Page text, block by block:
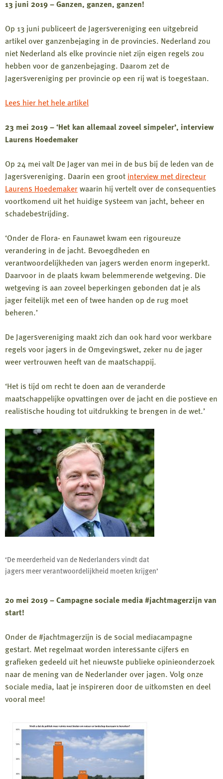
13 juni 2019 – Ganzen, ganzen, ganzen!
Op 13 juni publiceert de Jagersvereniging een uitgebreid
artikel over ganzenbejaging in de provincies. Nederland zou
niet Nederland als elke provincie niet zijn eigen regels zou
hebben voor de ganzenbejaging. Daarom zet de
Jagersvereniging per provincie op een rij wat is toegestaan.
Lees hier het hele artikel
23 mei 2019 – ‘Het kan allemaal zoveel simpeler’, interview
Laurens Hoedemaker
Op 24 mei valt De Jager van mei in de bus bij de leden van de
Jagersvereniging. Daarin een groot interview met directeur
Laurens Hoedemakerwaarin hij vertelt over de consequenties
voortkomend uit het huidige systeem van jacht, beheer en
schadebestrijding.
‘Onder de Flora- en Faunawet kwam een rigoureuze
verandering in de jacht. Bevoegdheden en
verantwoordelijkheden van jagers werden enorm ingeperkt.
Daarvoor in de plaats kwam belemmerende wetgeving. Die
wetgeving is aan zoveel beperkingen gebonden dat je als
jager feitelijk met een of twee handen op de rug moet
beheren.’
De Jagersvereniging maakt zich dan ook hard voor werkbare
regels voor jagers in de Omgevingswet, zeker nu de jager
weer vertrouwen heeft van de maatschappij.
‘Het is tijd om recht te doen aan de veranderde
maatschappelijke opvattingen over de jacht en die postieve en
realistische houding tot uitdrukking te brengen in de wet.’
‘De meerderheid van de Nederlanders vindt dat
jagers meer verantwoordelijkheid moeten krijgen’
20 mei 2019 – Campagne sociale media #jachtmagerzijn van
start!
Onder de #jachtmagerzijn is de social mediacampagne
gestart. Met regelmaat worden interessante cijfers en
grafieken gedeeld uit het nieuwste publieke opinieonderzoek
naar de mening van de Nederlander over jagen. Volg onze
sociale media, laat je inspireren door de uitkomsten en deel
vooral mee!